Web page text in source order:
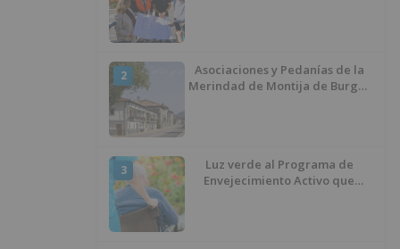
2
Asociaciones y Pedanías de la
Merindad de Montija de Burgos
3
Luz verde al Programa de
Envejecimiento Activo que